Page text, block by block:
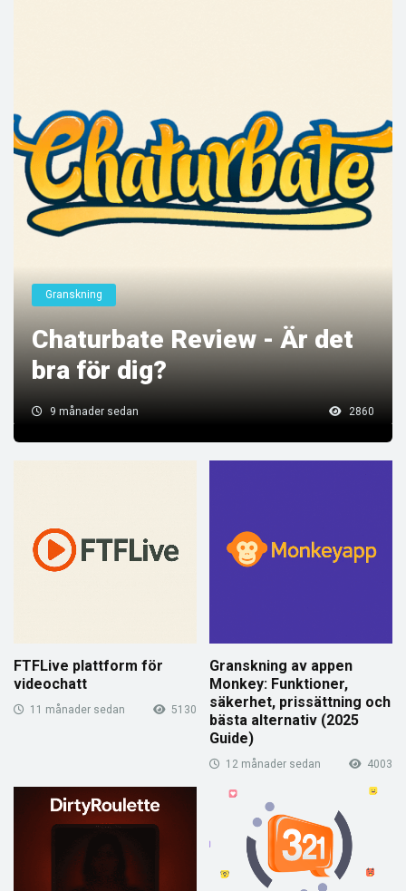
Granskning
Chaturbate Review - Är det
bra för dig?
9 månader sedan 2860
FTFLive plattform för
videochatt
11 månader sedan 5130
Granskning av appen
Monkey: Funktioner,
säkerhet, prissättning och
bästa alternativ (2025
Guide)
12 månader sedan 4003